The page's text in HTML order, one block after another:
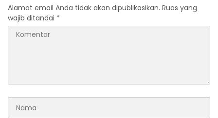
Alamat email Anda tidak akan dipublikasikan. Ruas yang
wajib ditandai *